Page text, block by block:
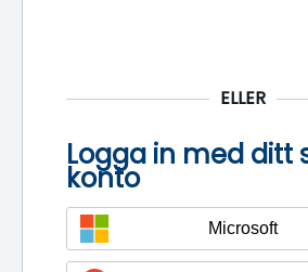
Logga in med ditt
konto
Microsoft
ELLER